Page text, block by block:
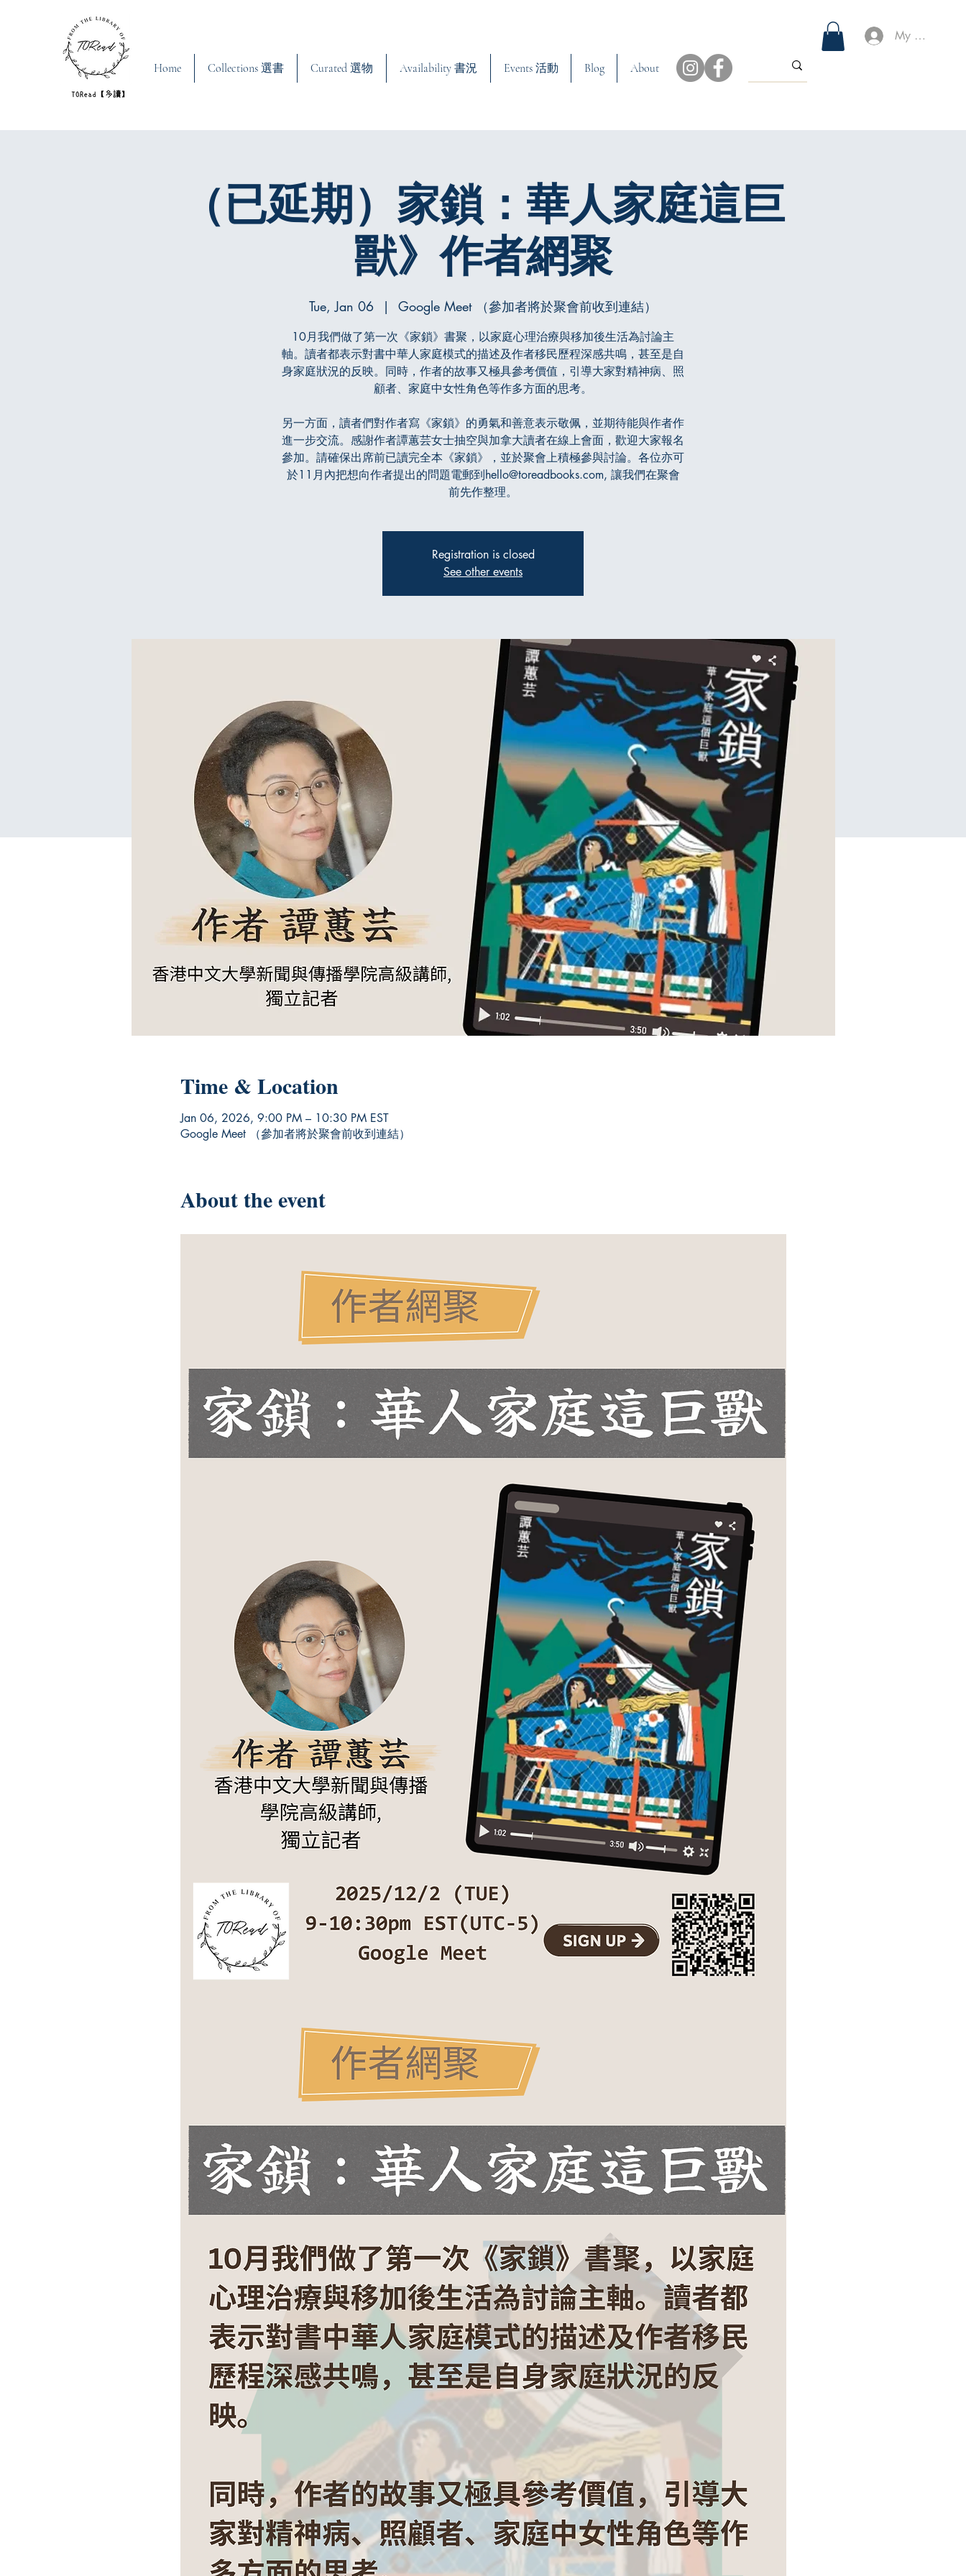
Home Collections 選書 Curated 選物 Availability 書況 Events 活動 Blog About
My Account
（已延期）家鎖：華人家庭這巨
獸》作者網聚
Tue, Jan 06
  |
Google Meet （參加者將於聚會前收到連結）
10月我們做了第一次《家鎖》書聚，以家庭心理治療與移加後生活為討論主
軸。讀者都表示對書中華人家庭模式的描述及作者移民歷程深感共鳴，甚至是自
身家庭狀況的反映。同時，作者的故事又極具參考價值，引導大家對精神病、照
顧者、家庭中女性角色等作多方面的思考。
另一方面，讀者們對作者寫《家鎖》的勇氣和善意表示敬佩，並期待能與作者作
進一步交流。感謝作者譚蕙芸女士抽空與加拿大讀者在線上會面，歡迎大家報名
參加。請確保出席前已讀完全本《家鎖》，並於聚會上積極參與討論。各位亦可
於11月內把想向作者提出的問題電郵到hello@toreadbooks.com, 讓我們在聚會
前先作整理。
Registration is closed
See other events
Time & Location
Jan 06, 2026, 9:00 PM – 10:30 PM EST
Google Meet （參加者將於聚會前收到連結）
About the event